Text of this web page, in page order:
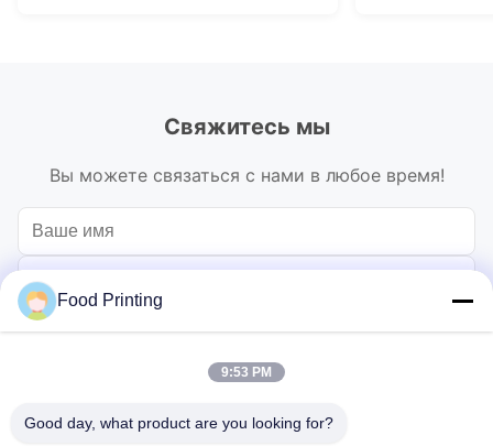
Свяжитесь мы
Вы можете связаться с нами в любое время!
Food Printing
9:53 PM
Good day, what product are you looking for?